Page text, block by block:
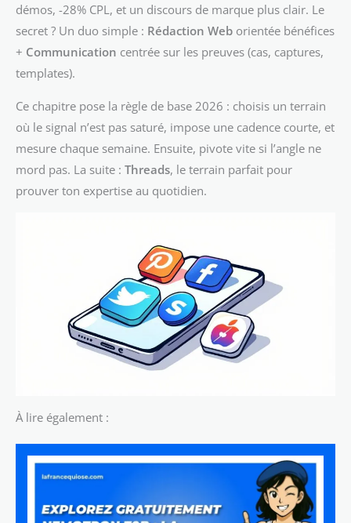
démos, -28% CPL, et un discours de marque plus clair. Le
secret ? Un duo simple : Rédaction Web orientée bénéfices
+ Communication centrée sur les preuves (cas, captures,
templates).
Ce chapitre pose la règle de base 2026 : choisis un terrain
où le signal n’est pas saturé, impose une cadence courte, et
mesure chaque semaine. Ensuite, pivote vite si l’angle ne
mord pas. La suite : Threads, le terrain parfait pour
prouver ton expertise au quotidien.
À lire également :